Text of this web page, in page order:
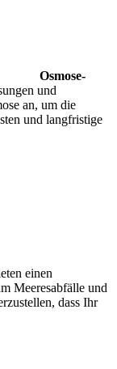
Osmose-
und
an, um die
und langfristige
einen
Meeresabfälle und
dass Ihr